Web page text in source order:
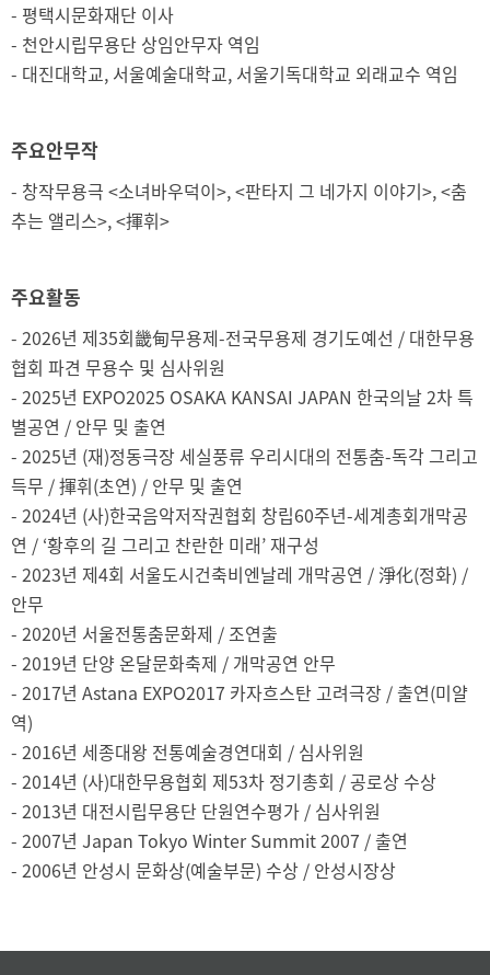
- 평택시문화재단 이사
- 천안시립무용단 상임안무자 역임
- 대진대학교, 서울예술대학교, 서울기독대학교 외래교수 역임
주요안무작
- 창작무용극 <소녀바우덕이>, <판타지 그 네가지 이야기>, <춤
추는 앨리스>, <揮휘>
주요활동
- 2026년 제35회畿甸무용제-전국무용제 경기도예선 / 대한무용
협회 파견 무용수 및 심사위원
- 2025년 EXPO2025 OSAKA KANSAI JAPAN 한국의날 2차 특
별공연 / 안무 및 출연
- 2025년 (재)정동극장 세실풍류 우리시대의 전통춤-독각 그리고
득무 / 揮휘(초연) / 안무 및 출연
- 2024년 (사)한국음악저작권협회 창립60주년-세계총회개막공
연 / ‘황후의 길 그리고 찬란한 미래’ 재구성
- 2023년 제4회 서울도시건축비엔날레 개막공연 / 淨化(정화) /
안무
- 2020년 서울전통춤문화제 / 조연출
- 2019년 단양 온달문화축제 / 개막공연 안무
- 2017년 Astana EXPO2017 카자흐스탄 고려극장 / 출연(미얄
역)
- 2016년 세종대왕 전통예술경연대회 / 심사위원
- 2014년 (사)대한무용협회 제53차 정기총회 / 공로상 수상
- 2013년 대전시립무용단 단원연수평가 / 심사위원
- 2007년 Japan Tokyo Winter Summit 2007 / 출연
- 2006년 안성시 문화상(예술부문) 수상 / 안성시장상